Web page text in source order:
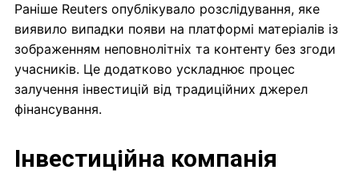
Раніше Reuters опублікувало розслідування, яке
виявило випадки появи на платформі матеріалів із
зображенням неповнолітніх та контенту без згоди
учасників. Це додатково ускладнює процес
залучення інвестицій від традиційних джерел
фінансування.
Інвестиційна компанія